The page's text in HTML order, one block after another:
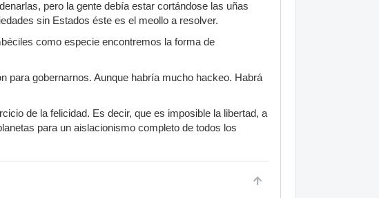
pero la gente debía estar cortándose las uñas
sin Estados éste es el meollo a resolver.
como especie encontremos la forma de
para gobernarnos. Aunque habría mucho hackeo. Habrá
de la felicidad. Es decir, que es imposible la libertad, a
para un aislacionismo completo de todos los